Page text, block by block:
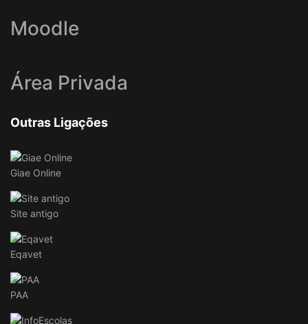
Moodle
Área Privada
Outras Ligações
Giae Online
Site antigo
Eqavet
PAA